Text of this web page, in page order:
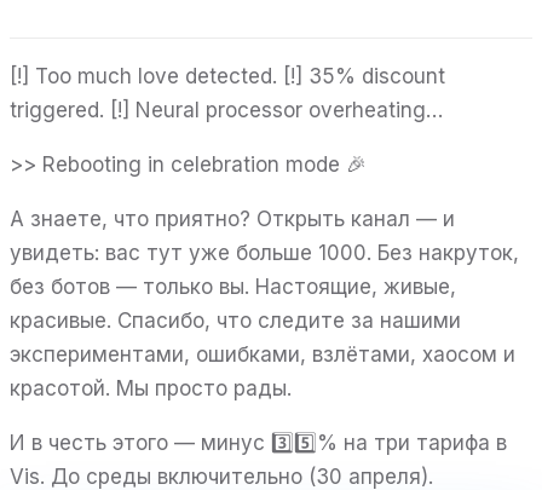
[!] Too much love detected. [!] 35% discount
triggered. [!] Neural processor overheating…
>> Rebooting in celebration mode 🎉
А знаете, что приятно? Открыть канал — и
увидеть: вас тут уже больше 1000. Без накруток,
без ботов — только вы. Настоящие, живые,
красивые. Спасибо, что следите за нашими
экспериментами, ошибками, взлётами, хаосом и
красотой. Мы просто рады.
И в честь этого — минус 3️⃣5️⃣% на три тарифа в
Vis. До среды включительно (30 апреля).